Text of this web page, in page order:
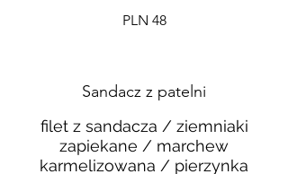
PLN 48
Sandacz z patelni
filet z sandacza / ziemniaki
zapiekane / marchew
karmelizowana / pierzynka